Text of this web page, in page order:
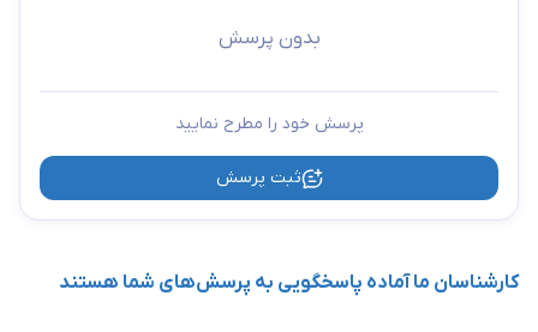
بدون پرسش
پرسش خود را مطرح نمایید
ثبت پرسش
کارشناسان ما آماده پاسخگویی به پرسش‌های شما هستند